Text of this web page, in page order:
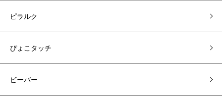
ピラルク
ぴょこタッチ
ビーバー